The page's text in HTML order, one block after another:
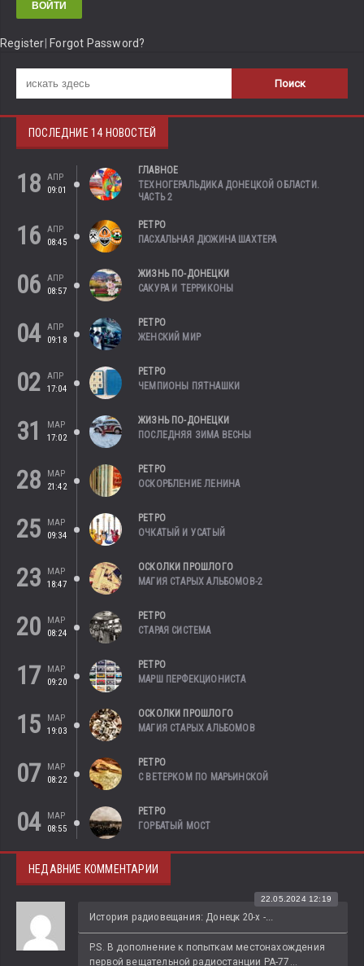
Register Forgot Password?
ПОСЛЕДНИЕ 14 НОВОСТЕЙ
18
АПР
09:01
ГЛАВНОЕ
ТЕХНОГЕРАЛЬДИКА ДОНЕЦКОЙ ОБЛАСТИ.
ЧАСТЬ 2
16
АПР
08:45
РЕТРО
ПАСХАЛЬНАЯ ДЮЖИНА ШАХТЕРА
06
АПР
08:57
ЖИЗНЬ ПО-ДОНЕЦКИ
САКУРА И ТЕРРИКОНЫ
04 АПР
09:18
РЕТРО
ЖЕНСКИЙ МИР
02
АПР
17:04
РЕТРО
ЧЕМПИОНЫ ПЯТНАШКИ
31
МАР
17:02
ЖИЗНЬ ПО-ДОНЕЦКИ
ПОСЛЕДНЯЯ ЗИМА ВЕСНЫ
28
МАР
21:42
РЕТРО
ОСКОРБЛЕНИЕ ЛЕНИНА
25
МАР
09:34
РЕТРО
ОЧКАТЫЙ И УСАТЫЙ
23
МАР
18:47
ОСКОЛКИ ПРОШЛОГО
МАГИЯ СТАРЫХ АЛЬБОМОВ-2
20
МАР
08:24
РЕТРО
СТАРАЯ СИСТЕМА
17
МАР
09:20
РЕТРО
МАРШ ПЕРФЕКЦИОНИСТА
15
МАР
19:03
ОСКОЛКИ ПРОШЛОГО
МАГИЯ СТАРЫХ АЛЬБОМОВ
07
МАР
08:22
РЕТРО
С ВЕТЕРКОМ ПО МАРЬИНСКОЙ
04
МАР
08:55
РЕТРО
ГОРБАТЫЙ МОСТ
НЕДАВНИЕ КОММЕНТАРИИ
История радиовещания: Донецк 20-х -...
22.05.2024 12:19
P.S. В дополнение к попыткам местонахождения
первой вещательной радиостанции РА-77...